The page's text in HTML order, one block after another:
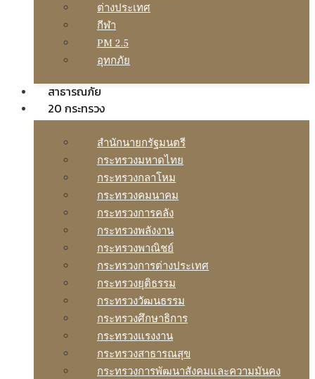
ต่างประเทศ
กีฬา
PM 2.5
อุทกภัย
สาธารณภัย
20 กระทรวง
สํานักนายกรัฐมนตรี
กระทรวงมหาดไทย
กระทรวงกลาโหม
กระทรวงคมนาคม
กระทรวงการคลัง
กระทรวงพลังงาน
กระทรวงพาณิชย์
กระทรวงการต่างประเทศ
กระทรวงยุติธรรม
กระทรวงวัฒนธรรม
กระทรวงศึกษาธิการ
กระทรวงแรงงาน
กระทรวงสาธารณสุข
กระทรวงการพัฒนาสังคมและความมันคง